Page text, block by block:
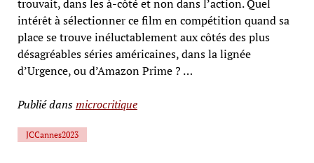
trouvait, dans les à-côté et non dans l’action. Quel
intérêt à sélectionner ce film en compétition quand sa
place se trouve inéluctablement aux côtés des plus
désagréables séries américaines, dans la lignée
d’Urgence, ou d’Amazon Prime ? …
Publié dansmicrocritique
JCCannes2023